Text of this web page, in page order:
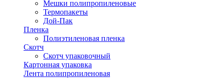
Мешки полипропиленовые
Термопакеты
Дой-Пак
Пленка
Полиэтиленовая пленка
Скотч
Скотч упаковочный
Картонная упаковка
Лента полипропиленовая